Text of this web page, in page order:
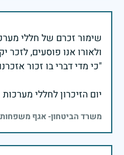
שימור זכרם של חללי
יום הזיכרון לחללי מערכות
משרד הביטחון- אגף